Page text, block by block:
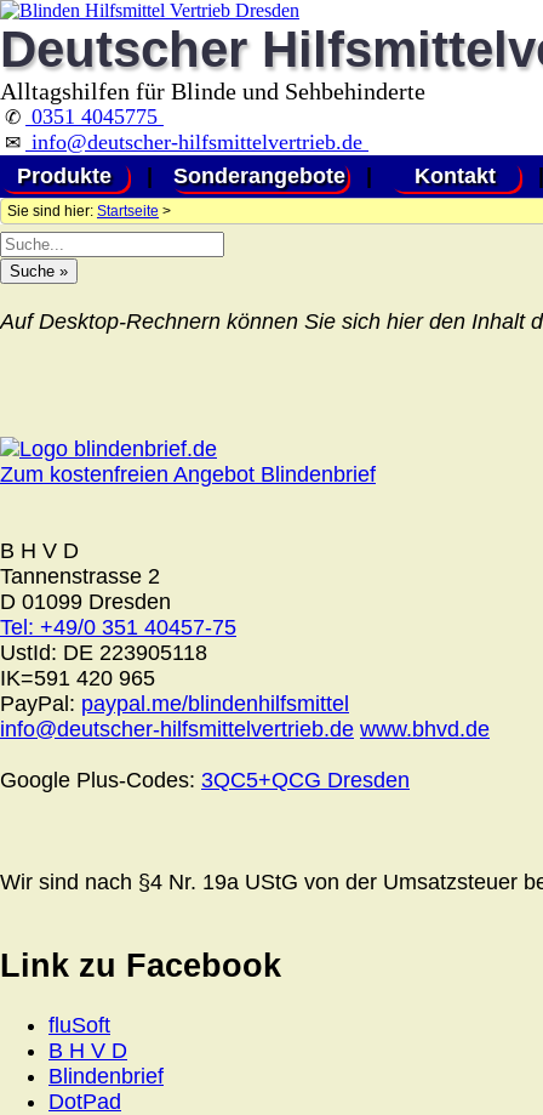
Deutscher
Alltagshilfen für Blinde und Sehbehinderte
✆ 0351 4045775
✉ info@deutscher-hilfsmittelvertrieb.de
Produkte
Sonderangebote Kontakt
Sie sind hier: Startseite >
Auf Desktop-Rechnern können Sie sich hier den Inhalt
Zum kostenfreien Angebot Blindenbrief
B H V D
Tannenstrasse 2
D 01099 Dresden
Tel: +49/0 351 40457-75
UstId: DE 223905118
IK=591 420 965
PayPal: paypal.me/blindenhilfsmittel
info@deutscher-hilfsmittelvertrieb.de www.bhvd.de
Google Plus-Codes: 3QC5+QCG Dresden
Wir sind nach §4 Nr. 19a UStG von der Umsatzsteuer
Link zu Facebook
fluSoft
B H V D
Blindenbrief
DotPad